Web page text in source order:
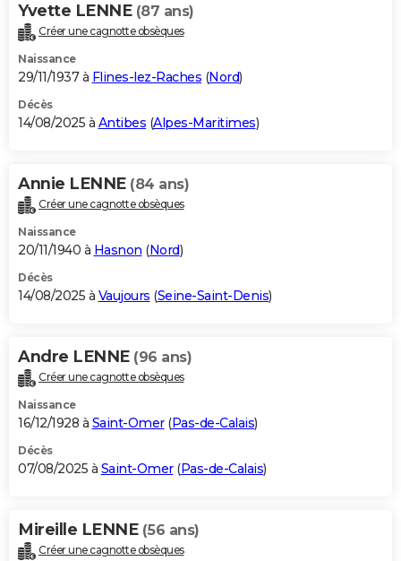
Yvette LENNE (87 ans)
Créer une cagnotte obsèques
Naissance
29/11/1937 à Flines-lez-Raches (Nord)
Décès
14/08/2025 à Antibes (Alpes-Maritimes)
Annie LENNE (84 ans)
Créer une cagnotte obsèques
Naissance
20/11/1940 à Hasnon (Nord)
Décès
14/08/2025 à Vaujours (Seine-Saint-Denis)
Andre LENNE (96 ans)
Créer une cagnotte obsèques
Naissance
16/12/1928 à Saint-Omer(Pas-de-Calais)
Décès
07/08/2025 à Saint-Omer(Pas-de-Calais)
Mireille LENNE (56 ans)
Créer une cagnotte obsèques